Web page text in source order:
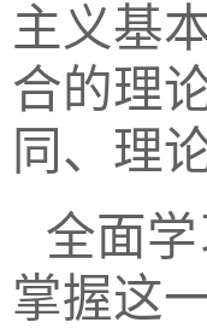
主义基
合的理
同、理
全面
掌握这